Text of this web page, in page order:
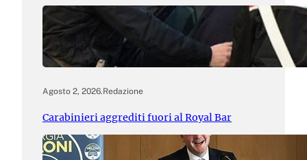
Agosto 2, 2026.Redazione
Carabinieri aggrediti fuori al Royal Bar